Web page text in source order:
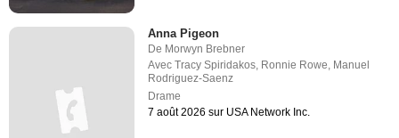
Anna Pigeon
De Morwyn Brebner
AvecTracy Spiridakos, Ronnie Rowe, Manuel
Rodriguez-Saenz
Drame
7 août 2026 sur USA Network Inc.